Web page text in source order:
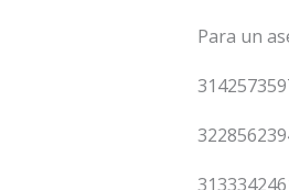
Para un